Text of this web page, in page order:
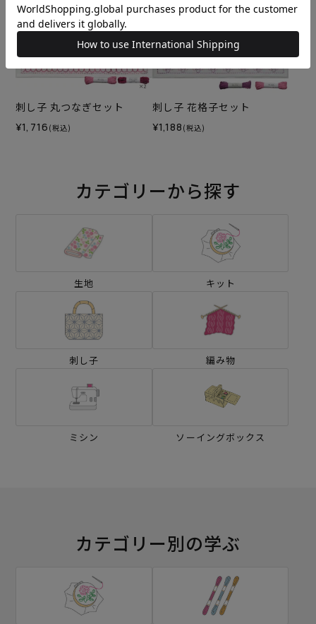
刺し子 丸つなぎセット
¥1,716 (税込)
刺し子 花格子セット
¥1,188 (税込)
カテゴリーから探す
生地 キット
刺し子 編み物
ミシン ソーイングボックス
カテゴリー別の学ぶ